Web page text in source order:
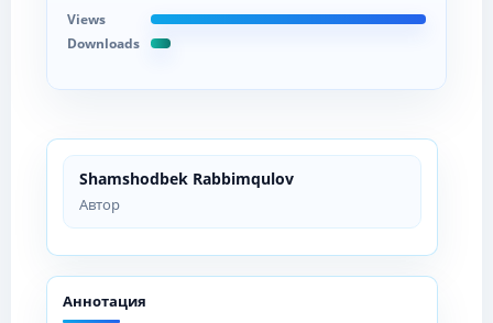
Shamshodbek Rabbimqulov
Автор
Аннотация
Views
Downloads